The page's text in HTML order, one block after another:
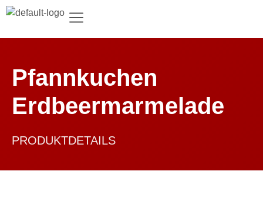
Pfannkuchen
Erdbeermarmelade
PRODUKTDETAILS